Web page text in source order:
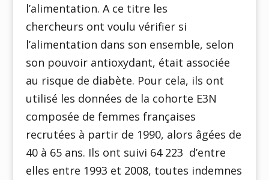
l’alimentation. A ce titre les
chercheurs ont voulu vérifier si
l’alimentation dans son ensemble, selon
son pouvoir antioxydant, était associée
au risque de diabète. Pour cela, ils ont
utilisé les données de la cohorte E3N
composée de femmes françaises
recrutées à partir de 1990, alors âgées de
40 à 65 ans. Ils ont suivi 64 223 d’entre
elles entre 1993 et 2008, toutes indemnes